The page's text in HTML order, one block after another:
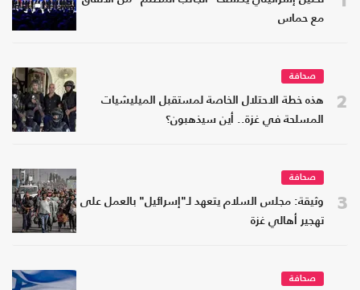
مع حماس
2
صحافة
هذه خطة الاحتلال الخاصة لمستقبل الميليشيات
المسلحة في غزة.. أين سيذهبون؟
3
صحافة
وثيقة: مجلس السلام يتعهد لـ"إسرائيل" بالعمل على
تهجير أهالي غزة
صحافة